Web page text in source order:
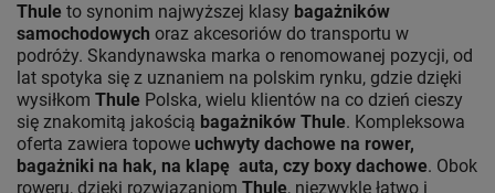
Thule to synonim najwyższej klasy bagażników
samochodowych oraz akcesoriów do transportu w
podróży. Skandynawska marka o renomowanej pozycji, od
lat spotyka się z uznaniem na polskim rynku, gdzie dzięki
wysiłkom Thule Polska, wielu klientów na co dzień cieszy
się znakomitą jakością bagażników Thule. Kompleksowa
oferta zawiera topowe uchwyty dachowe na rower,
bagażniki na hak, na klapę auta, czy boxy dachowe. Obok
roweru, dzięki rozwiązaniom Thule, niezwykle łatwo i